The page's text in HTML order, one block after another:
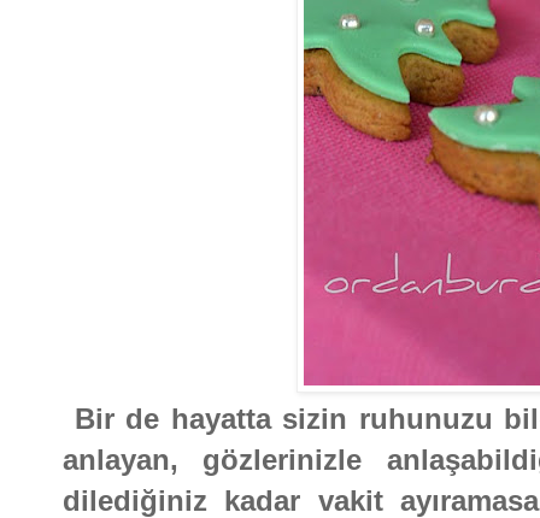
Bir de hayatta sizin ruhunuzu
anlayan, gözlerinizle
dilediğiniz kadar vakit